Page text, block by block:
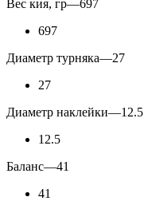
Вес кия, гр—697
697
Диаметр турняка—27
27
Диаметр наклейки—12.5
12.5
Баланс—41
41